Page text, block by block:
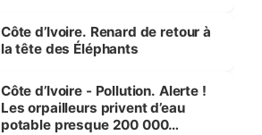
Côte d’Ivoire. Renard de retour à
la tête des Éléphants
Côte d’Ivoire - Pollution. Alerte !
Les orpailleurs privent d’eau
potable presque 200 000